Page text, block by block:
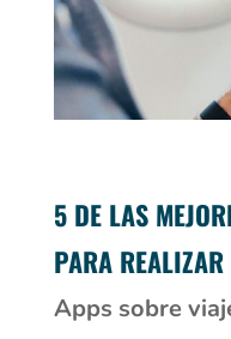
5 DE LAS
PARA
Apps sobre